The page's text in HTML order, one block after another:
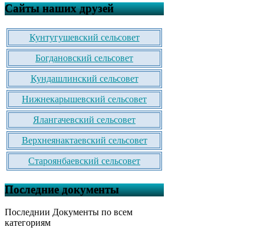
Сайты наших друзей
Кунтугушевский сельсовет
Богдановский сельсовет
Кундашлинский сельсовет
Нижнекарышевский сельсовет
Ялангачевский сельсовет
Верхнеянактаевский сельсовет
Староянбаевский сельсовет
Последние документы
Последнии Документы по всем
категориям